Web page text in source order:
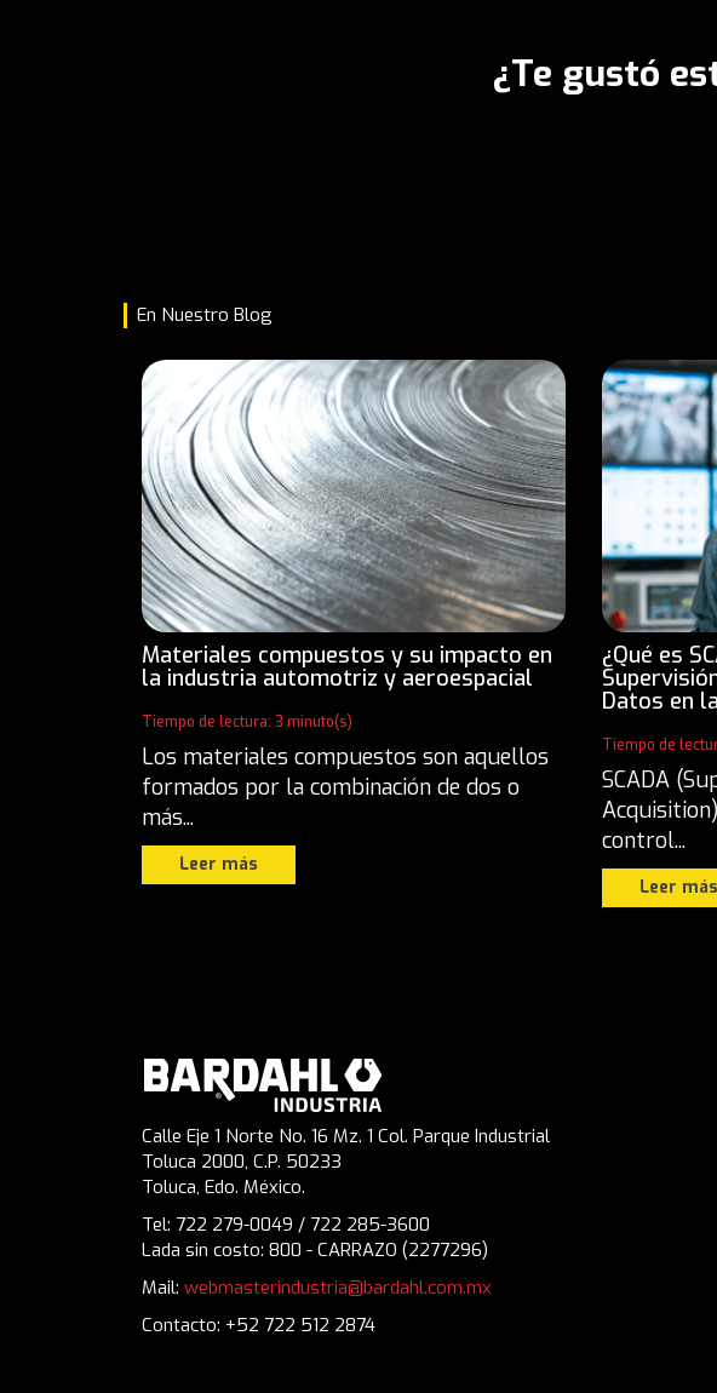
¿Te gustó
En Nuestro Blog
Materiales compuestos y su impacto en
la industria automotriz y aeroespacial
Tiempo de lectura: 3 minuto(s)
Los materiales compuestos son aquellos
formados por la combinación de dos o
más...
Leer más
¿Qué es
Datos en
Tiempo de
SCADA
control...
Leer más
Calle Eje 1 Norte No. 16 Mz. 1 Col. Parque Industrial
Toluca 2000, C.P. 50233
Toluca, Edo. México.
Tel: 722 279-0049 / 722 285-3600
Lada sin costo: 800 - CARRAZO (2277296)
Mail: webmasterindustria@bardahl.com.mx
Contacto: +52 722 512 2874